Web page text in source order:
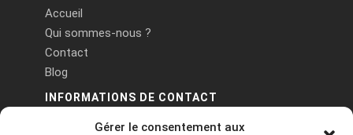
Gérer le consentement aux
Accueil
Qui sommes-nous ?
Contact
Blog
INFORMATIONS DE CONTACT